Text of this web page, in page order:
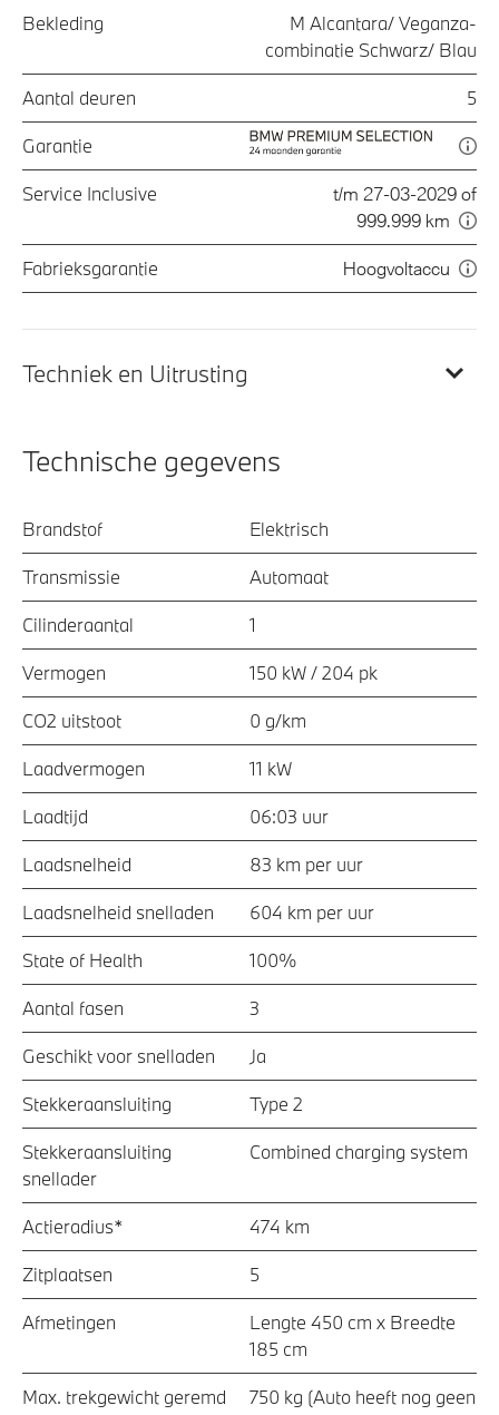
Bekleding
M Alcantara/ Veganza-
combinatie Schwarz/ Blau
Aantal deuren 5
Garantie
Service Inclusive
t/m 27-03-2029 of
999.999 km
Fabrieksgarantie Hoogvoltaccu
Techniek en Uitrusting
Technische gegevens
Brandstof Elektrisch
Transmissie Automaat
Cilinderaantal 1
Vermogen 150 kW / 204 pk
CO2 uitstoot 0 g/km
Laadvermogen 11 kW
Laadtijd 06:03 uur
Laadsnelheid 83 km per uur
Laadsnelheid snelladen 604 km per uur
State of Health 100%
Aantal fasen 3
Geschikt voor snelladen Ja
Stekkeraansluiting Type 2
Stekkeraansluiting
snellader
Combined charging system
Actieradius* 474 km
Zitplaatsen 5
Afmetingen
Lengte 450 cm x Breedte
185 cm
Max. trekgewicht geremd
750 kg (Auto heeft nog geen